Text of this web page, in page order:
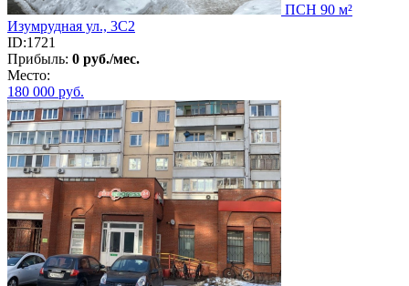
ПСН 90 м²
Изумрудная ул., 3С2
ID:1721
Прибыль: 0 руб./мес.
Место:
180 000 руб.